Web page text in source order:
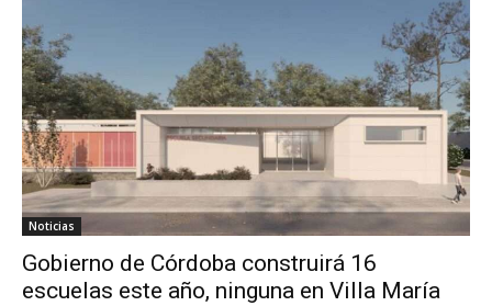
Noticias
Gobierno de Córdoba construirá 16
escuelas este año, ninguna en Villa María